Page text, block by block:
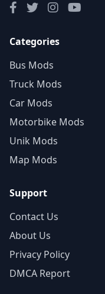
Categories
Bus Mods
Truck Mods
Car Mods
Motorbike Mods
Unik Mods
Map Mods
Support
Contact Us
About Us
Privacy Policy
DMCA Report